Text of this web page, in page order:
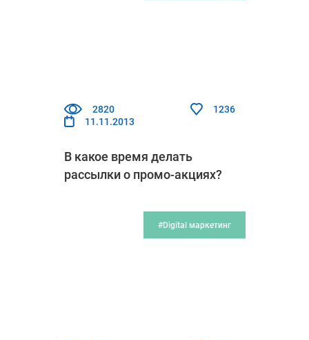
2820
1236
11.11.2013
В какое время делать
рассылки о промо-акциях?
#Digital маркетинг